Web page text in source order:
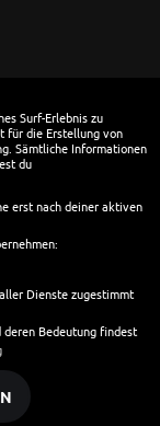
Surf-Erlebnis zu
für die Erstellung von
Sämtliche Informationen
du
erst nach deiner aktiven
Dienste zugestimmt
Bedeutung findest